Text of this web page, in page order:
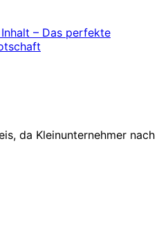
– Das perfekte
da Kleinunternehmer nach